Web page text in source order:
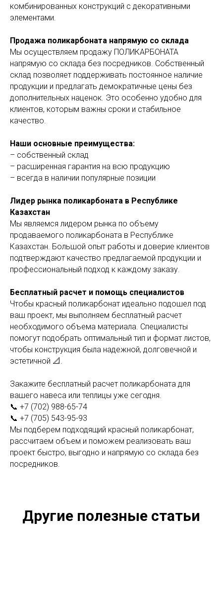
комбинированных конструкций с декоративными
элементами.
Продажа поликарбоната напрямую со склада
Мы осуществляем продажу ПОЛИКАРБОНАТА
напрямую со склада без посредников. Собственный
склад позволяет поддерживать постоянное наличие
продукции и предлагать демократичные цены без
дополнительных наценок. Это особенно удобно для
клиентов, которым важны сроки и стабильное
качество.
Наши основные преимущества:
– собственный склад
– расширенная гарантия на всю продукцию
– всегда в наличии популярные позиции
Лидер рынка поликарбоната в Республике
Казахстан
Мы являемся лидером рынка по объему
продаваемого поликарбоната в Республике
Казахстан. Большой опыт работы и доверие клиентов
подтверждают качество предлагаемой продукции и
профессиональный подход к каждому заказу.
Бесплатный расчет и помощь специалистов
Чтобы красный поликарбонат идеально подошел под
ваш проект, мы выполняем бесплатный расчет
необходимого объема материала. Специалисты
помогут подобрать оптимальный тип и формат листов,
чтобы конструкция была надежной, долговечной и
эстетичной 📐.
Закажите бесплатный расчет поликарбоната для
вашего навеса или теплицы уже сегодня.
📞 +7 (702) 988-65-74
📞 +7 (705) 543-95-93
Мы подберем подходящий красный поликарбонат,
рассчитаем объем и поможем реализовать ваш
проект быстро, выгодно и напрямую со склада без
посредников.
Другие полезные статьи